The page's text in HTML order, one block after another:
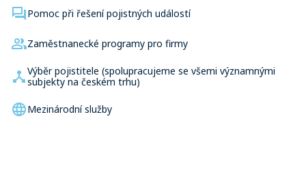
Pomoc při řešení pojistných událostí
Zaměstnanecké programy pro firmy
Výběr pojistitele (spolupracujeme se všemi významnými
subjekty na českém trhu)
Mezinárodní služby